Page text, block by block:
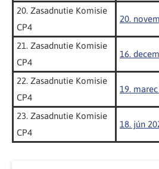
20. Zasadnutie Komisie
CP4
20.
21. Zasadnutie Komisie
CP4
16.
22. Zasadnutie Komisie
CP4
19.
23. Zasadnutie Komisie
CP4
18. jún